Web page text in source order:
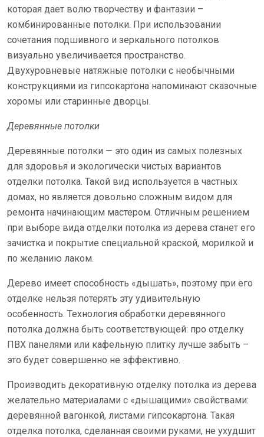
которая дает волю творчеству и фантазии –
комбинированные потолки. При использовании
сочетания подшивного и зеркального потолков
визуально увеличивается пространство.
Двухуровневые натяжные потолки с необычными
конструкциями из гипсокартона напоминают сказочные
хоромы или старинные дворцы.
Деревянные потолки
Деревянные потолки — это один из самых полезных
для здоровья и экологически чистых вариантов
отделки потолка. Такой вид используется в частных
домах, но является довольно сложным видом для
ремонта начинающим мастером. Отличным решением
при выборе вида отделки потолка из дерева станет его
зачистка и покрытие специальной краской, морилкой и
по желанию лаком.
Дерево имеет способность «дышать», поэтому при его
отделке нельзя потерять эту удивительную
особенность. Технология обработки деревянного
потолка должна быть соответствующей: про отделку
ПВХ панелями или кафельную плитку лучше забыть –
это будет совершенно не эффективно.
Производить декоративную отделку потолка из дерева
желательно материалами с «дышащими» свойствами:
деревянной вагонкой, листами гипсокартона. Такая
отделка потолка, сделанная своими руками, не ухудшит